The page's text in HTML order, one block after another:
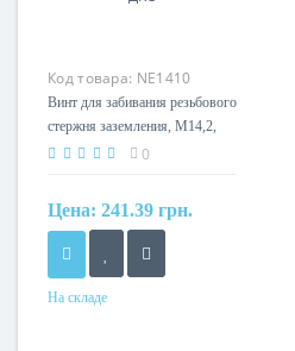
Код товара: NE1410
Винт для забивания резьбового
стержня заземления, М14,2,
NE1410, ДКС
0
Цена: 241.39 грн.
На складе